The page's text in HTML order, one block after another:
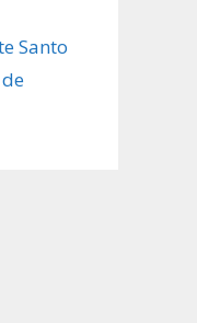
Santo